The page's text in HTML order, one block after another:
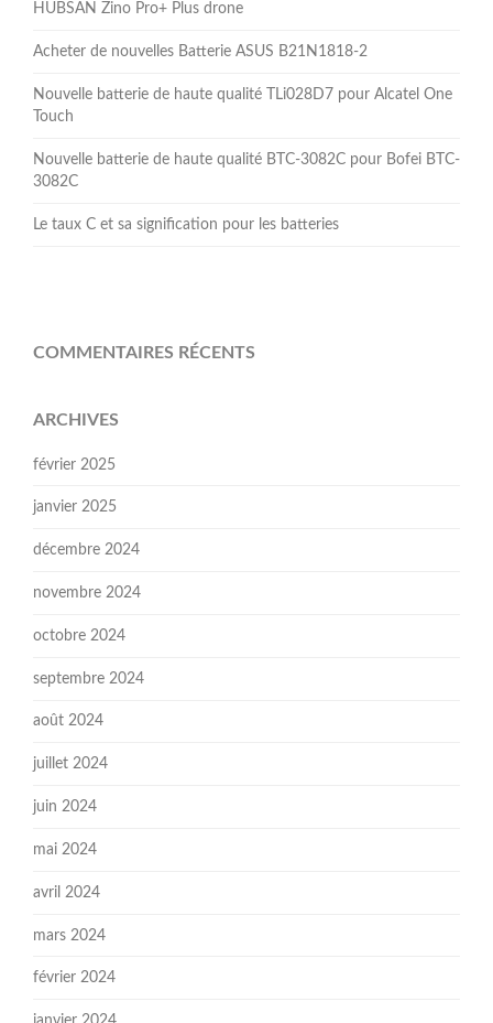
HUBSAN Zino Pro+ Plus drone
Acheter de nouvelles Batterie ASUS B21N1818-2
Nouvelle batterie de haute qualité TLi028D7 pour Alcatel One
Touch
Nouvelle batterie de haute qualité BTC-3082C pour Bofei BTC-
3082C
Le taux C et sa signification pour les batteries
COMMENTAIRES RÉCENTS
ARCHIVES
février 2025
janvier 2025
décembre 2024
novembre 2024
octobre 2024
septembre 2024
août 2024
juillet 2024
juin 2024
mai 2024
avril 2024
mars 2024
février 2024